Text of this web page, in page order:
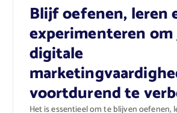
Blijf oefenen, leren
experimenteren om
digitale
voortdurend te
Het is essentieel om te blijven oefenen,